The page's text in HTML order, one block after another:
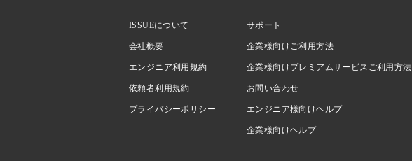
ISSUEについて
会社概要
エンジニア利用規約
依頼者利用規約
プライバシーポリシー
サポート
企業様向けご利用方法
企業様向けプレミアムサービスご利用方法
お問い合わせ
エンジニア様向けヘルプ
企業様向けヘルプ